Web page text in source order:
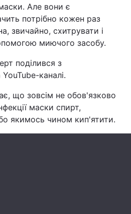
Війна
Політика
Наука
Лайт
Інциденти
Але вони є
потрібно кожен раз
звичайно, схитрувати і
миючого засобу.
поділився з
каналі.
що зовсім не обов'язково
маски спирт,
якимось чином кип'ятити.